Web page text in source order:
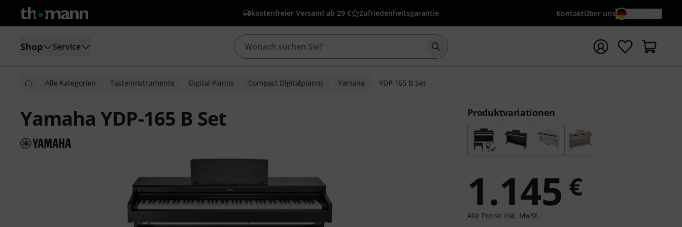
kostenfreier Versand ab 29 € Zufriedenheitsgarantie KontaktÜber uns
Shop Service Suche mit Suchwort {searchTerm} starten
Alle Kategorien Tasteninstrumente Digital Pianos Compact Digitalpianos Yamaha YDP-165 B Set
Yamaha YDP-165 B Set Produktvariationen
1.145 €
Alle Preise inkl. MwSt.